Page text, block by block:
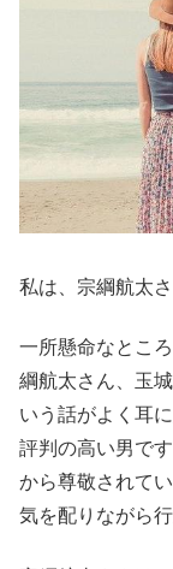
私は、宗綱航太
一所懸命なとこ
綱航太さん、玉
いう話がよく耳
評判の高い男で
から尊敬されて
気を配りながら